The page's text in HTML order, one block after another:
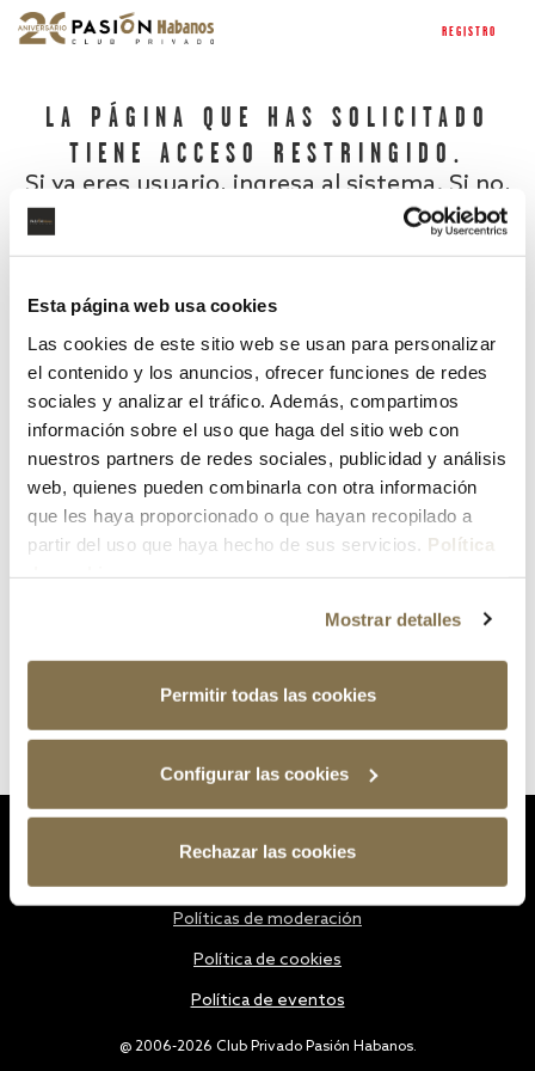
Esta página web usa cookies
Las cookies de este sitio web se usan para personalizar
el contenido y los anuncios, ofrecer funciones de redes
sociales y analizar el tráfico. Además, compartimos
información sobre el uso que haga del sitio web con
nuestros partners de redes sociales, publicidad y análisis
web, quienes pueden combinarla con otra información
que les haya proporcionado o que hayan recopilado a
partir del uso que haya hecho de sus servicios. Política
Mostrar detalles
Permitir todas las cookies
Configurar las cookies
Rechazar las cookies
REGISTRO
LA PÁGINA QUE HAS SOLICITADO
TIENE ACCESO RESTRINGIDO.
Si ya eres usuario, ingresa al sistema. Si no,
¿Has olvidado tu contraseña?
@ 2006-2026 Club Privado Pasión Habanos.
Políticas de moderación
Política de cookies
Política de eventos